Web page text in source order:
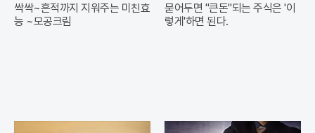
싹싹~흔적까지 지워주는 미친효
능 ~모공크림
묻어두면 "큰돈"되는 주식은 '이
렇게'하면 된다.